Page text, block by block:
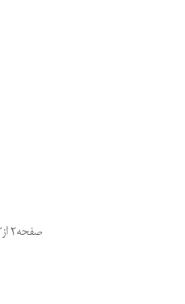
صفحه2 از3